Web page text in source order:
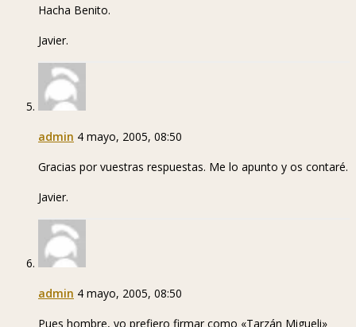
Hacha Benito.
Javier.
admin 4 mayo, 2005, 08:50
Gracias por vuestras respuestas. Me lo apunto y os contaré.
Javier.
admin 4 mayo, 2005, 08:50
Pues hombre, yo prefiero firmar como «Tarzán Migueli»